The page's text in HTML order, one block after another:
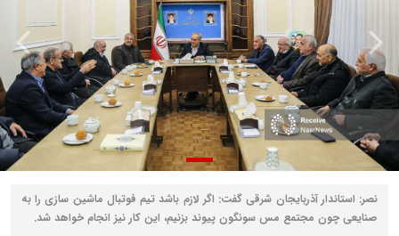
نصر: استاندار آذربایجان شرقی گفت: اگر لازم باشد تیم فوتبال ماشین سازی را به
صنایعی چون مجتمع مس سونگون پیوند بزنیم، این کار نیز انجام خواهد شد.